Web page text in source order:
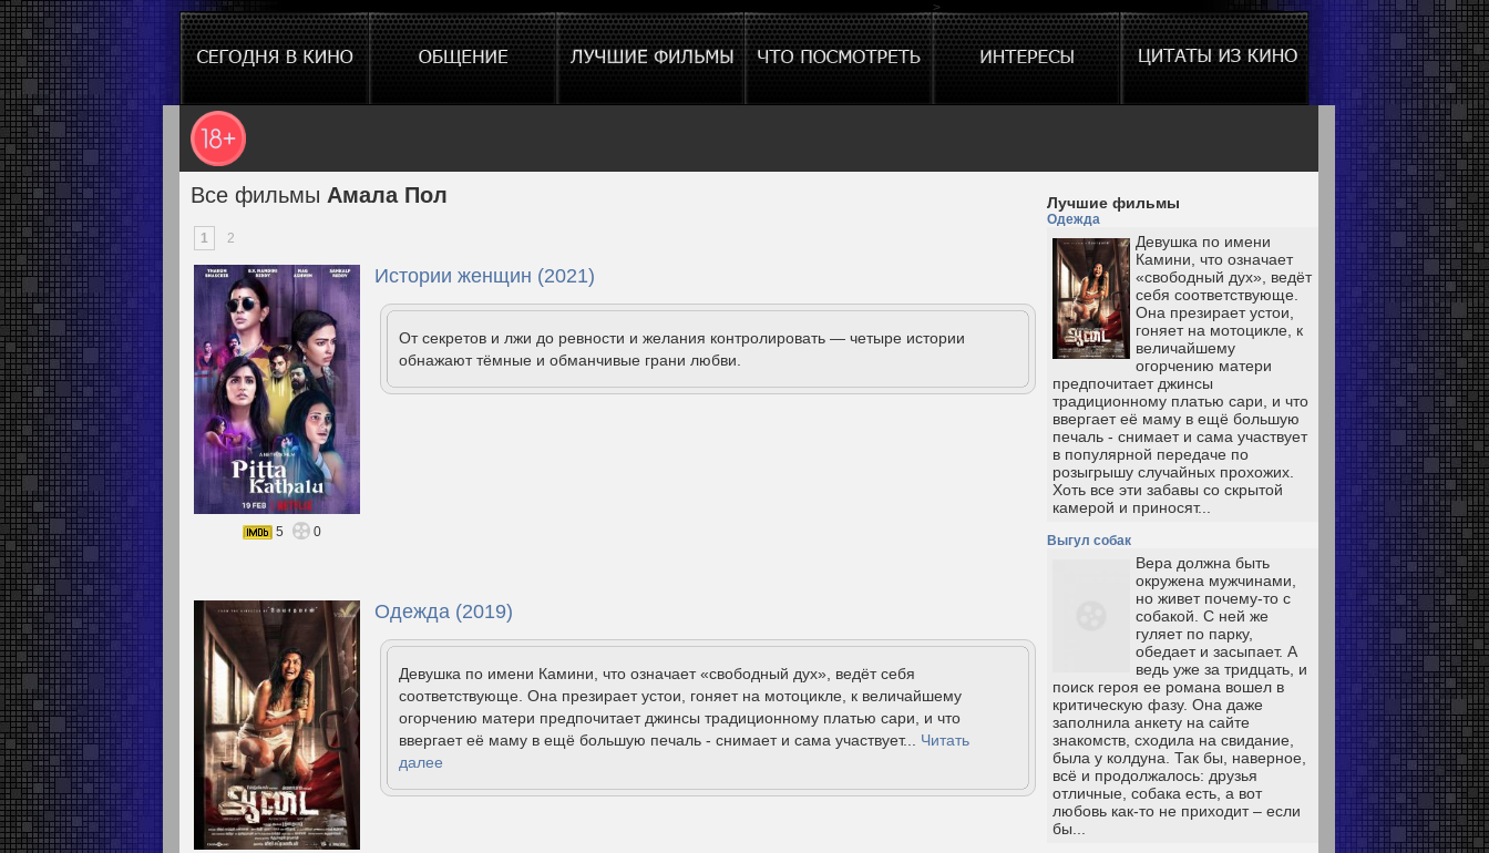
>
Все фильмы Амала Пол
1 2
Истории женщин (2021)
От секретов и лжи до ревности и желания контролировать — четыре истории
обнажают тёмные и обманчивые грани любви.
5 0
Одежда (2019)
Девушка по имени Камини, что означает «свободный дух», ведёт себя
соответствующе. Она презирает устои, гоняет на мотоцикле, к величайшему
огорчению матери предпочитает джинсы традиционному платью сари, и что
ввергает её маму в ещё большую печаль - снимает и сама участвует... Читать
далее
Лучшие фильмы
Одежда
Девушка по имени
Камини, что означает
«свободный дух», ведёт
себя соответствующе.
Она презирает устои,
гоняет на мотоцикле, к
величайшему
огорчению матери
предпочитает джинсы
традиционному платью сари, и что
ввергает её маму в ещё большую
печаль - снимает и сама участвует
в популярной передаче по
розыгрышу случайных прохожих.
Хоть все эти забавы со скрытой
камерой и приносят...
Выгул собак
Вера должна быть
окружена мужчинами,
но живет почему-то с
собакой. С ней же
гуляет по парку,
обедает и засыпает. А
ведь уже за тридцать, и
поиск героя ее романа вошел в
критическую фазу. Она даже
заполнила анкету на сайте
знакомств, сходила на свидание,
была у колдуна. Так бы, наверное,
всё и продолжалось: друзья
отличные, собака есть, а вот
любовь как-то не приходит – если
бы...